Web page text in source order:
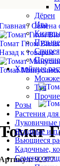
Дёрен
Ива
Спирея
Прочие
Хвойные
Туя
Розы
Растения
Луковичные
Ягодные и
Вьющиеся
Кадочные,
Семена
/ Семена
Гном
к товарам
92377